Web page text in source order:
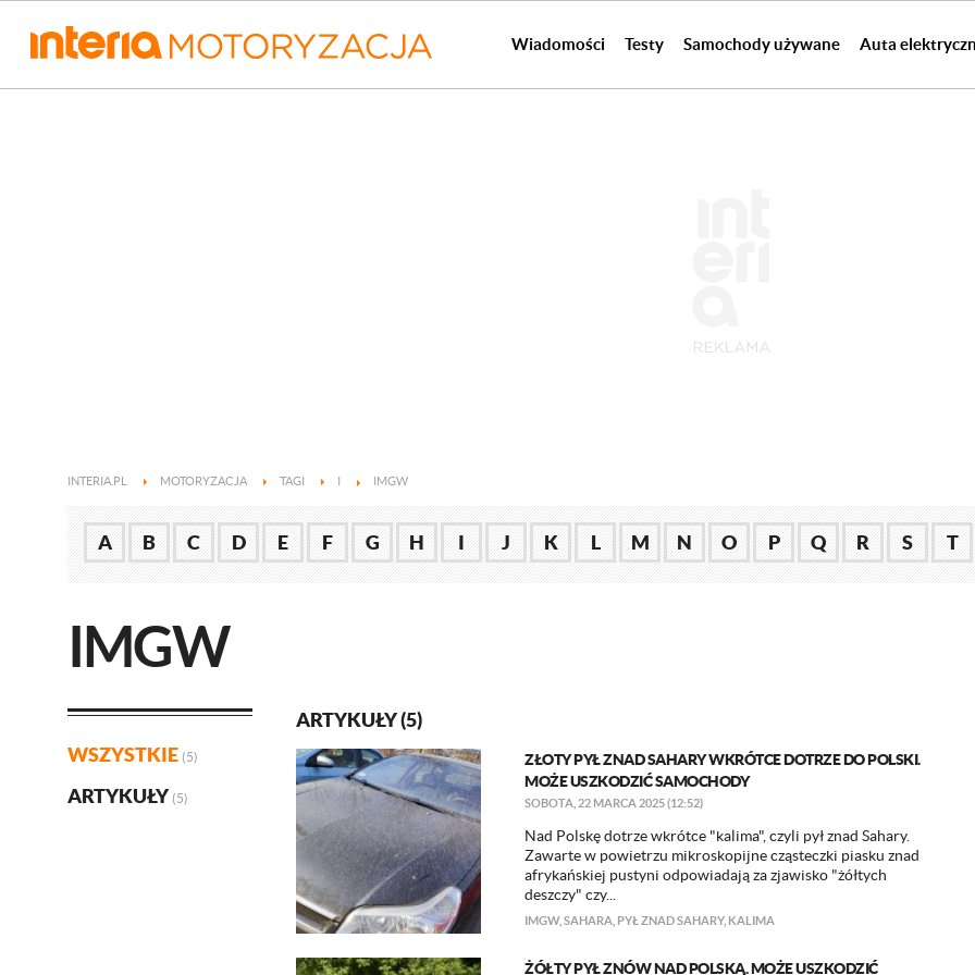
Wiadomości Testy Samochody używane Auta
INTERIA.PL MOTORYZACJA TAGI I IMGW
A B C D E F G H I J K L M N O P Q R S T
IMGW
WSZYSTKIE (5)
ARTYKUŁY (5)
ARTYKUŁY (5)
ZŁOTY PYŁ ZNAD SAHARY WKRÓTCE DOTRZE DO POLSKI.
MOŻE USZKODZIĆ SAMOCHODY
SOBOTA, 22 MARCA 2025 (12:52)
Nad Polskę dotrze wkrótce "kalima", czyli pył znad Sahary.
Zawarte w powietrzu mikroskopijne cząsteczki piasku znad
afrykańskiej pustyni odpowiadają za zjawisko "żółtych
deszczy" czy...
IMGW, SAHARA PYŁ ZNAD SAHARY, KALIMA
ŻÓŁTY PYŁ ZNÓW NAD POLSKĄ. MOŻE USZKODZIĆ